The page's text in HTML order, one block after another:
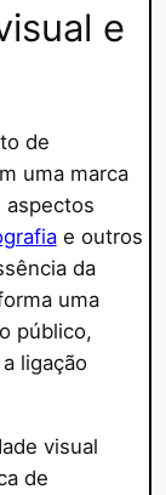
e
de
uma marca
aspectos
e outros
da
uma
público,
ligação
visual
de